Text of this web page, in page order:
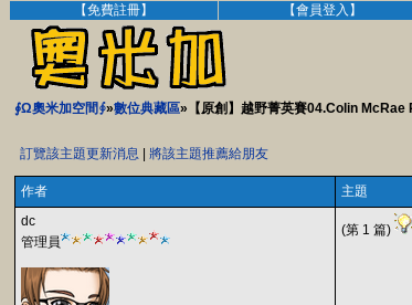
【免費註冊】 【會員登入】
∮Ω奧米加空間∮»數位典藏區»【原創】越野菁英賽04.Colin
訂覽該主題更新消息 將該主題推薦給朋友
作者
主題
dc
管理員
(第 1 篇)